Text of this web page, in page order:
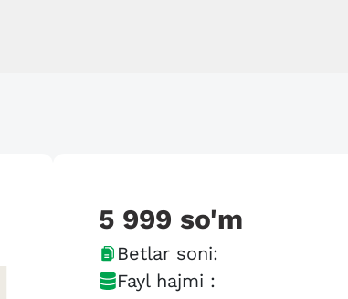
5 999 so'm
Betlar soni:
Fayl hajmi :